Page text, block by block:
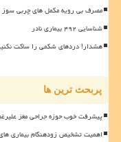
مصرف بی رویه مکمل های چربی
شناسایی ۴۹۲ بیماری نادر
هشدار! دردهای شکمی را ساکت
پربحث ترین ها
پیشرفت خوب حوزه جراحی مغز علیرغم
اهمیت تشخیص زودهنگام بیماری